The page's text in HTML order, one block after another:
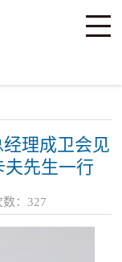
理成卫会见
夫先生一行
： 327